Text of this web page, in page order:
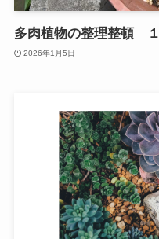
多肉植物の整理整頓 １
2026年1月5日